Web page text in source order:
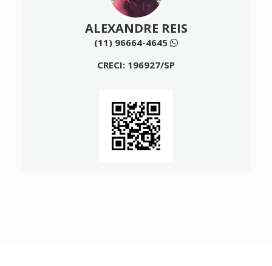
ALEXANDRE REIS
(11) 96664-4645
CRECI: 196927/SP